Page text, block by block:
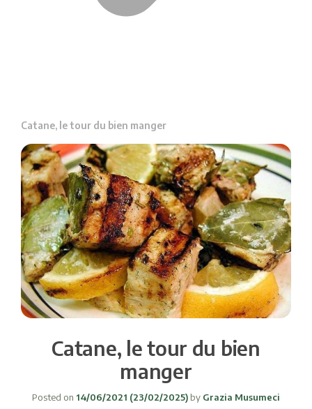
Catane, le tour du bien manger
Catane, le tour du bien
manger
Posted on 14/06/2021 (23/02/2025) by Grazia Musumeci